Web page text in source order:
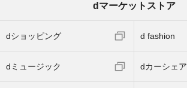
dマーケットストア
dショッピング d fashion
dミュージック dカーシェア